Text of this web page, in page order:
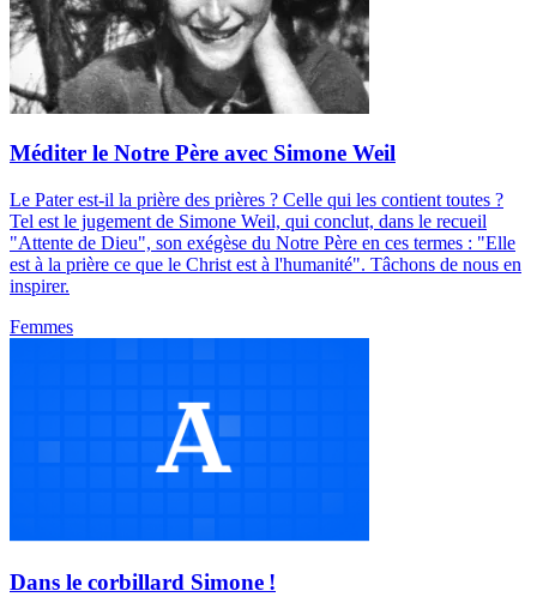
Méditer le Notre Père avec Simone Weil
Le Pater est-il la prière des prières ? Celle qui les contient toutes ?
Tel est le jugement de Simone Weil, qui conclut, dans le recueil
"Attente de Dieu", son exégèse du Notre Père en ces termes : "Elle
est à la prière ce que le Christ est à l'humanité". Tâchons de nous en
inspirer.
Femmes
Dans le corbillard Simone !